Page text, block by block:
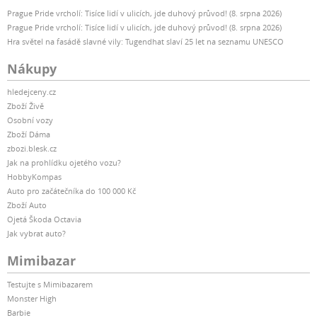
Prague Pride vrcholí: Tisíce lidí v ulicích, jde duhový průvod! (8. srpna 2026)
Prague Pride vrcholí: Tisíce lidí v ulicích, jde duhový průvod! (8. srpna 2026)
Hra světel na fasádě slavné vily: Tugendhat slaví 25 let na seznamu UNESCO
Nákupy
hledejceny.cz
Zboží Živě
Osobní vozy
Zboží Dáma
zbozi.blesk.cz
Jak na prohlídku ojetého vozu?
HobbyKompas
Auto pro začátečníka do 100 000 Kč
Zboží Auto
Ojetá Škoda Octavia
Jak vybrat auto?
Mimibazar
Testujte s Mimibazarem
Monster High
Barbie